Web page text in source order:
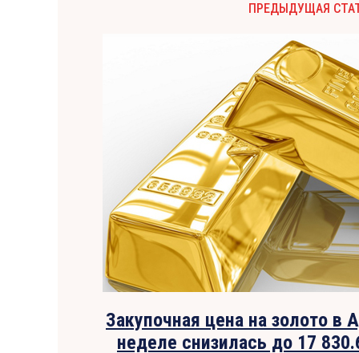
ПРЕДЫДУЩАЯ
Закупочная цена на золото в
неделе снизилась до 17